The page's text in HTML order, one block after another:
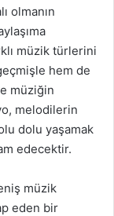
olmanın
müzik türlerini
hem de
müziğin
melodilerin
dolu yaşamak
edecektir.
müzik
eden bir